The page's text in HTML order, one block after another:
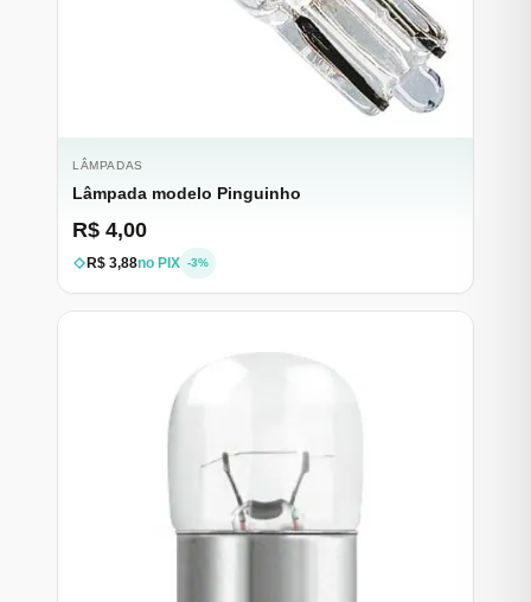
LÂMPADAS
Lâmpada modelo Pinguinho
R$ 4,00
R$ 3,88no PIX -3%